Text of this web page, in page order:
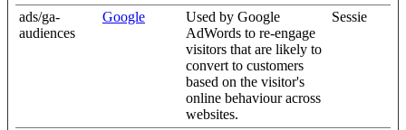
ads/ga-
audiences
Google
Used by Google
AdWords to re-engage
visitors that are likely to
convert to customers
based on the visitor's
online behaviour across
websites.
Sessie